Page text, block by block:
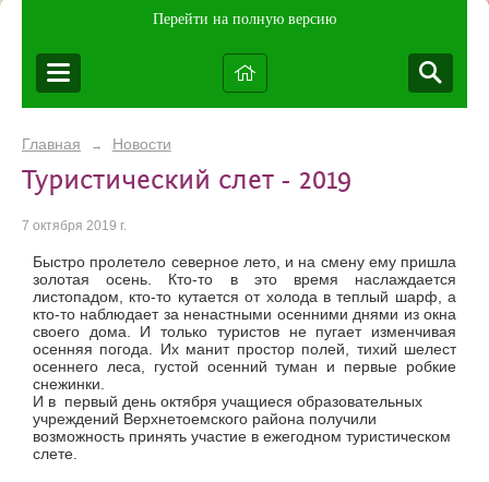
Перейти на полную версию
Главная → Новости
Туристический слет - 2019
7 октября 2019 г.
Быстро пролетело северное лето, и на смену ему пришла
золотая осень. Кто-то в это время наслаждается
листопадом, кто-то кутается от холода в теплый шарф, а
кто-то наблюдает за ненастными осенними днями из окна
своего дома. И только туристов не пугает изменчивая
осенняя погода. Их манит простор полей, тихий шелест
осеннего леса, густой осенний туман и первые робкие
снежинки.
И в первый день октября учащиеся образовательных
учреждений Верхнетоемского района получили
возможность принять участие в ежегодном туристическом
слете.